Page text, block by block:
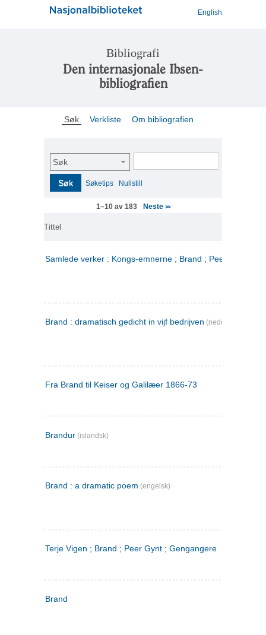
English
Bibliografi
Den internasjonale Ibsen-
bibliografien
Søk Verkliste Om bibliografien
Søk
Søk Søketips Nullstill
1–10 av 183 Neste >>
Tittel
Samlede verker : Kongs-emnerne ; Brand ; Peer Gynt. 2
Brand : dramatisch gedicht in vijf bedrijven (nederlandsk)
Fra Brand til Keiser og Galilæer 1866-73
Brandur (islandsk)
Brand : a dramatic poem (engelsk)
Terje Vigen ; Brand ; Peer Gynt ; Gengangere
Brand